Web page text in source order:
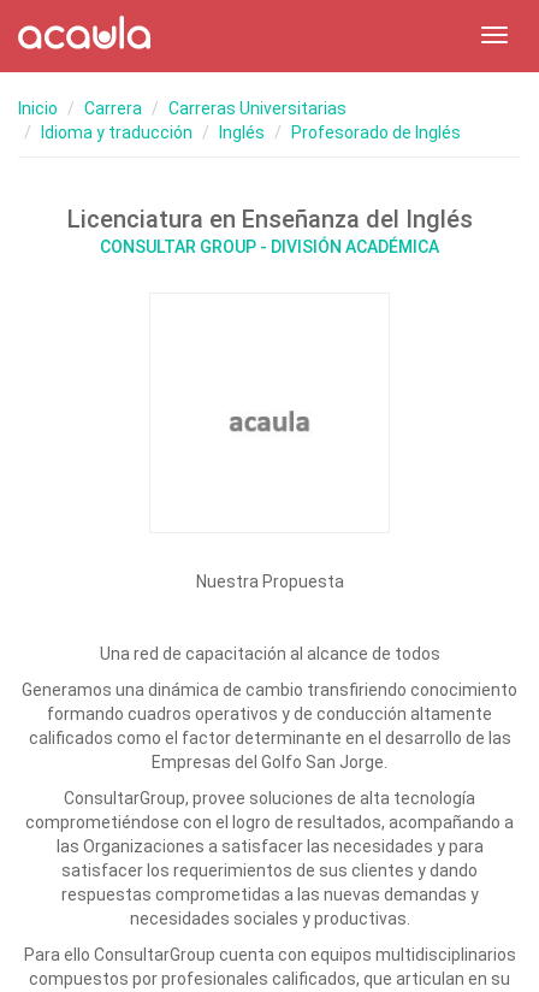
Inicio Carrera
Carreras Universitarias
Idioma y traducción
Inglés Profesorado de Inglés
Licenciatura en Enseñanza del Inglés
CONSULTAR GROUP - DIVISIÓN ACADÉMICA
Nuestra Propuesta
Una red de capacitación al alcance de todos
Generamos una dinámica de cambio transfiriendo conocimiento
formando cuadros operativos y de conducción altamente
calificados como el factor determinante en el desarrollo de las
Empresas del Golfo San Jorge.
ConsultarGroup, provee soluciones de alta tecnología
comprometiéndose con el logro de resultados, acompañando a
las Organizaciones a satisfacer las necesidades y para
satisfacer los requerimientos de sus clientes y dando
respuestas comprometidas a las nuevas demandas y
necesidades sociales y productivas.
Para ello ConsultarGroup cuenta con equipos multidisciplinarios
compuestos por profesionales calificados, que articulan en su